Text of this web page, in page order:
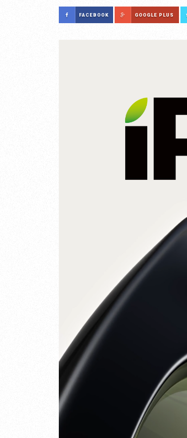
FACEBOOK GOOGLE PLUS